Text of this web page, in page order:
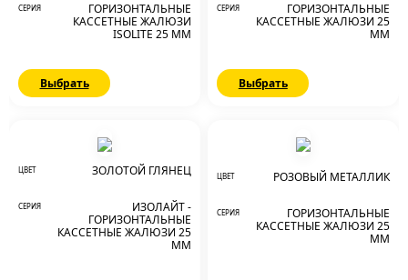
СЕРИЯ
ГОРИЗОНТАЛЬНЫЕ
КАССЕТНЫЕ ЖАЛЮЗИ
ISOLITE 25 ММ
Выбрать
СЕРИЯ
ГОРИЗОНТАЛЬНЫЕ
КАССЕТНЫЕ ЖАЛЮЗИ 25
ММ
Выбрать
ЦВЕТ ЗОЛОТОЙ ГЛЯНЕЦ
СЕРИЯ
ИЗОЛАЙТ -
ГОРИЗОНТАЛЬНЫЕ
КАССЕТНЫЕ ЖАЛЮЗИ 25
ММ
ЦВЕТ РОЗОВЫЙ МЕТАЛЛИК
СЕРИЯ
ГОРИЗОНТАЛЬНЫЕ
КАССЕТНЫЕ ЖАЛЮЗИ 25
ММ